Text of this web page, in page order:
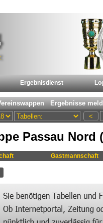
Ergebnisdienst
Passau Nord
Gastmannschaft